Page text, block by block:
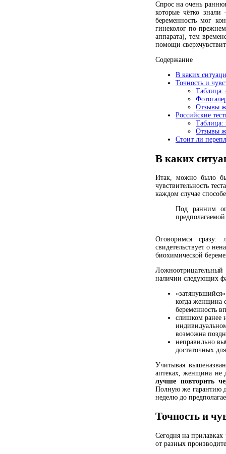
Спрос на очень
которые чётко
беременность мог
гинеколог по-
аппарата), тем
помощи
Содержание
В каких
Точность и
Таблица:
Отзывы
Российские
Таблица:
Отзывы
Стоит ли
В каких
Итак, можно было
чувствительность
каждом случае
Под ранним
Оговоримся сразу:
свидетельствует о
биохимической
наличии следующих
когда женщина
беременность
слишком ранее
возможна
неправильно
достаточных
Учитывая
аптеках, женщина не
лучше повторить
Полную же гарантию
неделю до
Точность и
Сегодня на
от разных